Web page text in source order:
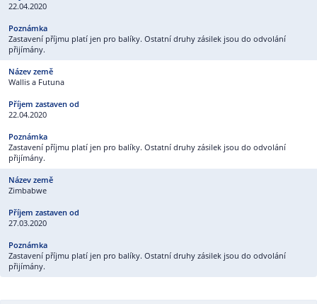
22.04.2020
Zastavení příjmu platí jen pro balíky. Ostatní druhy zásilek jsou do odvolání
přijímány.
Wallis a Futuna
22.04.2020
Zastavení příjmu platí jen pro balíky. Ostatní druhy zásilek jsou do odvolání
přijímány.
Zimbabwe
27.03.2020
Zastavení příjmu platí jen pro balíky. Ostatní druhy zásilek jsou do odvolání
přijímány.